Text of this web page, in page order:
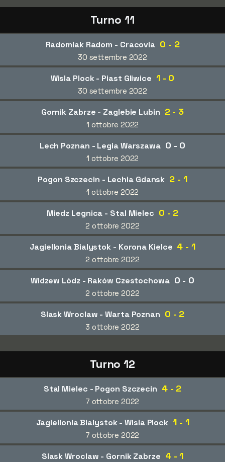
Turno 11
Radomiak Radom - Cracovia 0 - 2
30 settembre 2022
Wisla Plock - Piast Gliwice 1 - 0
30 settembre 2022
Gornik Zabrze - Zaglebie Lubin 2 - 3
1 ottobre 2022
Lech Poznan - Legia Warszawa 0 - 0
1 ottobre 2022
Pogon Szczecin - Lechia Gdansk 2 - 1
1 ottobre 2022
Miedz Legnica - Stal Mielec 0 - 2
2 ottobre 2022
Jagiellonia Bialystok - Korona Kielce 4 - 1
2 ottobre 2022
Widzew Lódz - Raków Czestochowa 0 - 0
2 ottobre 2022
Slask Wroclaw - Warta Poznan 0 - 2
3 ottobre 2022
Turno 12
Stal Mielec - Pogon Szczecin 4 - 2
7 ottobre 2022
Jagiellonia Bialystok - Wisla Plock 1 - 1
7 ottobre 2022
Slask Wroclaw - Gornik Zabrze 4 - 1